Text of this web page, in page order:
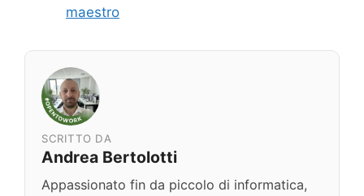
maestro
SCRITTO DA
Andrea Bertolotti
Appassionato fin da piccolo di informatica,